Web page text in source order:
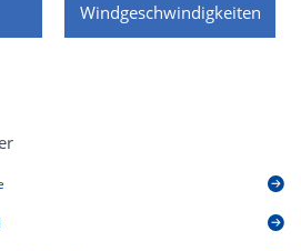
Windgeschwindigkeiten